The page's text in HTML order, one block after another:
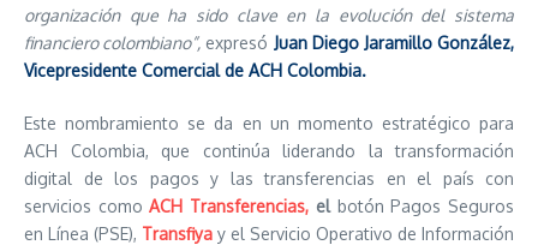
organización que ha sido clave en la evolución del sistema
financiero colombiano”, expresó Juan Diego Jaramillo González,
Vicepresidente Comercial de ACH Colombia.
Este nombramiento se da en un momento estratégico para
ACH Colombia, que continúa liderando la transformación
digital de los pagos y las transferencias en el país con
servicios comoACH Transferencias, elbotón Pagos Seguros
en Línea (PSE), Transfiya y el Servicio Operativo de Información